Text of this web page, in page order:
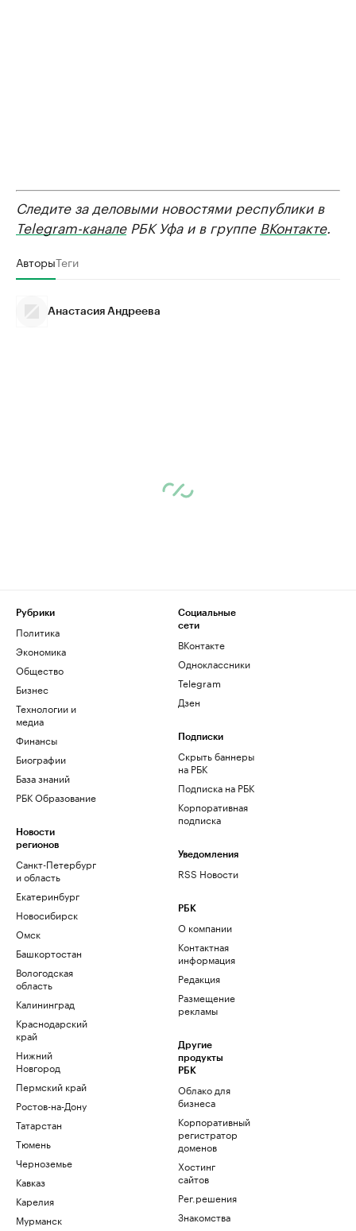
Следите за деловыми новостями республики в
Telegram-каналеРБК Уфа и в группе ВКонтакте.
АвторыТеги
Анастасия Андреева
Рубрики
Политика
Экономика
Общество
Бизнес
Технологии и
медиа
Финансы
Биографии
База знаний
РБК Образование
Новости
регионов
Санкт-Петербург
и область
Екатеринбург
Новосибирск
Омск
Башкортостан
Вологодская
область
Калининград
Краснодарский
край
Нижний
Новгород
Пермский край
Ростов-на-Дону
Татарстан
Тюмень
Черноземье
Кавказ
Карелия
Мурманск
Социальные
сети
ВКонтакте
Одноклассники
Telegram
Дзен
Подписки
Скрыть баннеры
на РБК
Подписка на РБК
Корпоративная
подписка
Уведомления
RSS Новости
РБК
О компании
Контактная
информация
Редакция
Размещение
рекламы
Другие
продукты
РБК
Облако для
бизнеса
Корпоративный
регистратор
доменов
Хостинг
сайтов
Рег.решения
Знакомства